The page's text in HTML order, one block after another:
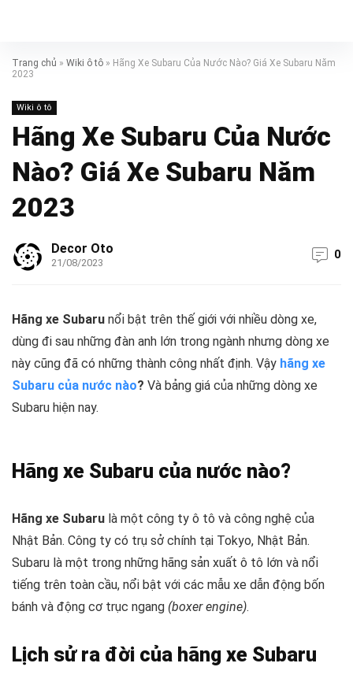
Trang chủ » Wiki ô tô » Hãng Xe Subaru Của Nước Nào? Giá Xe Subaru Năm
2023
Wiki ô tô
Hãng Xe Subaru Của Nước
Nào? Giá Xe Subaru Năm
2023
Decor Oto
21/08/2023
0
Hãng xe Subaru nổi bật trên thế giới với nhiều dòng xe,
dùng đi sau những đàn anh lớn trong ngành nhưng dòng xe
này cũng đã có những thành công nhất định. Vậy hãng xe
Subaru của nước nào? Và bảng giá của những dòng xe
Subaru hiện nay.
Hãng xe Subaru của nước nào?
Hãng xe Subaru là một công ty ô tô và công nghệ của
Nhật Bản. Công ty có trụ sở chính tại Tokyo, Nhật Bản.
Subaru là một trong những hãng sản xuất ô tô lớn và nổi
tiếng trên toàn cầu, nổi bật với các mẫu xe dẫn động bốn
bánh và động cơ trục ngang (boxer engine).
Lịch sử ra đời của hãng xe Subaru